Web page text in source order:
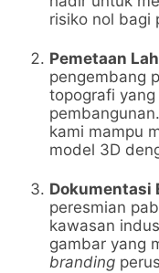
risiko nol bagi
Pemetaan
pengembang
topografi
kami mampu
model 3D
Dokumentasi
peresmian
kawasan
gambar yang
branding